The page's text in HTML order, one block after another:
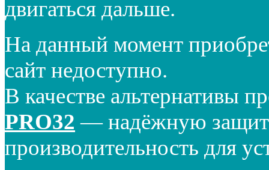
двигаться дальше.
На данный момент
сайт недоступно.
В качестве альтернативы
PRO32 — надёжную
производительность для